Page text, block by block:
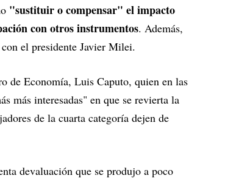
"sustituir o compensar" el impacto
con otros instrumentos. Además,
el presidente Javier Milei.
de Economía, Luis Caputo, quien en las
más interesadas" en que se revierta la
de la cuarta categoría dejen de
devaluación que se produjo a poco